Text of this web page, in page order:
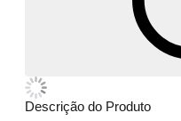
Descrição do Produto